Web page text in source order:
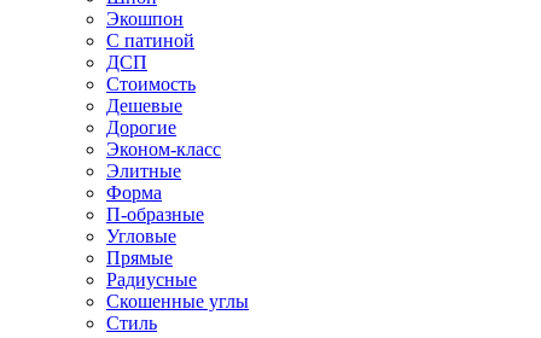
Экошпон
С патиной
ДСП
Стоимость
Дешевые
Дорогие
Эконом-класс
Элитные
Форма
П-образные
Угловые
Прямые
Радиусные
Скошенные углы
Стиль